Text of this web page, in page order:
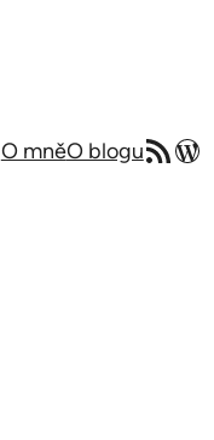
O mněO bloguRSS zdroj
Můj